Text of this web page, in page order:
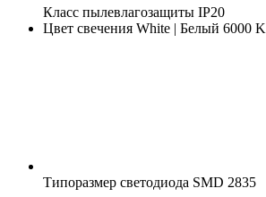
Класс пылевлагозащиты IP20
Цвет свечения White | Белый 6000 K
Типоразмер светодиода SMD 2835